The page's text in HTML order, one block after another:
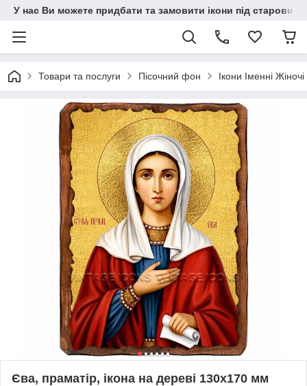
У нас Ви можете придбати та замовити ікони під
Товари та послуги Пісочний фон Ікони Іменні Жіночі
Єва, праматір, ікона на дереві 130х170 мм